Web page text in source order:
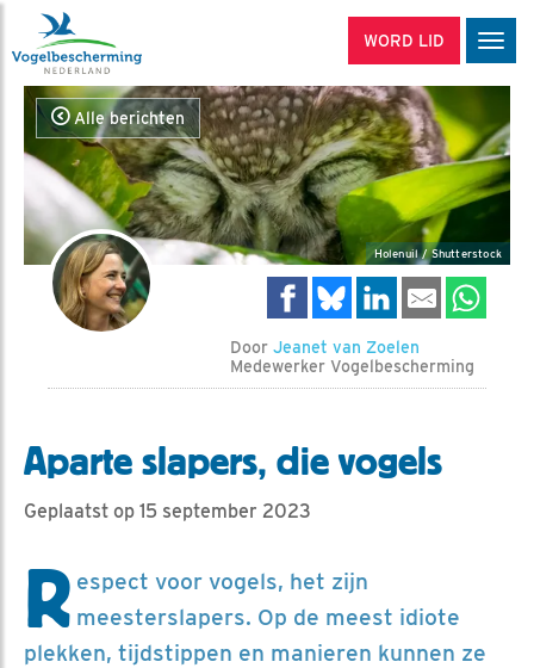
WORD LID
Alle berichten
Holenuil / Shutterstock
Door Jeanet van Zoelen
Medewerker Vogelbescherming
Aparte slapers, die vogels
Geplaatst op 15 september 2023
R espect voor vogels, het zijn
meesterslapers. Op de meest idiote
plekken, tijdstippen en manieren kunnen ze